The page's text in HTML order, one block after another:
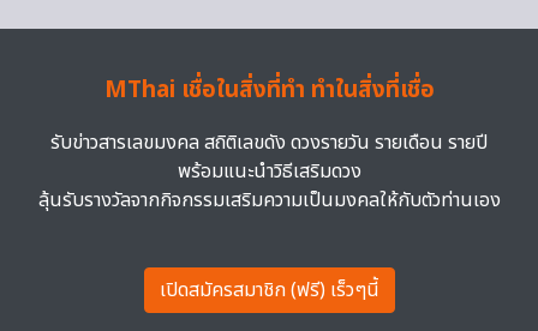
MThai เชื่อในสิ่งที่ทำ ทำในสิ่งที่เชื่อ
รับข่าวสารเลขมงคล สถิติเลขดัง ดวงรายวัน รายเดือน รายปี
พร้อมแนะนำวิธีเสริมดวง
ลุ้นรับรางวัลจากกิจกรรมเสริมความเป็นมงคลให้กับตัวท่านเอง
เปิดสมัครสมาชิก (ฟรี) เร็วๆนี้